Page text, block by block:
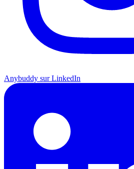
Anybuddy sur LinkedIn